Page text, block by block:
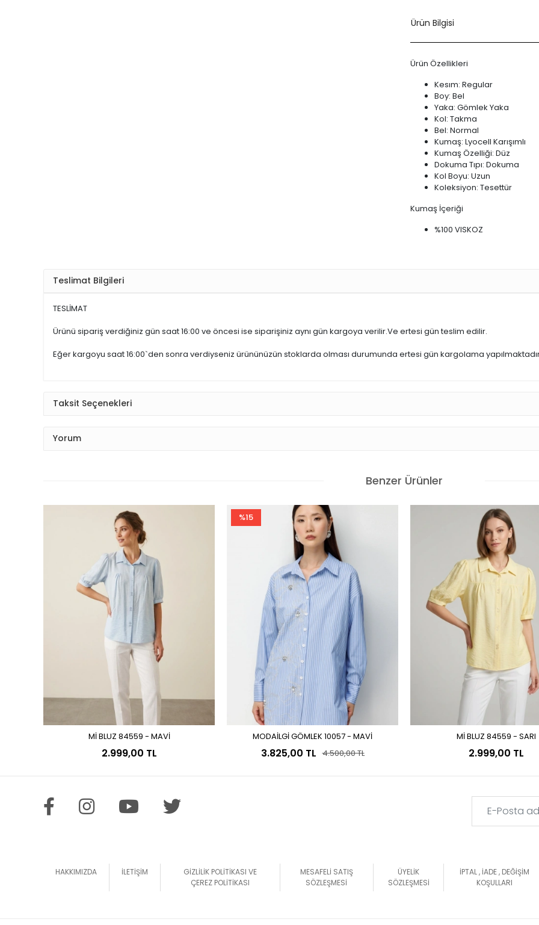
Ürün Bilgisi
Ürün Özellikleri
Kesım: Regular
Boy: Bel
Yaka: Gömlek Yaka
Kol: Takma
Bel: Normal
Kumaş: Lyocell Karışımlı
Kumaş Özelliği: Düz
Dokuma Tıpı: Dokuma
Kol Boyu: Uzun
Koleksiyon: Tesettür
Kumaş İçeriği
%100 VISKOZ
Teslimat Bilgileri
TESLİMAT
Ürünü sipariş verdiğiniz gün saat 16:00 ve öncesi ise siparişiniz aynı gün kargoya verilir.Ve ertesi gün teslim edilir.
Eğer kargoyu saat 16:00`den sonra verdiyseniz ürününüzün stoklarda olması durumunda ertesi gün kargolama
Taksit Seçenekleri
Yorum
Benzer Ürünler
Sepete Ekle
Mİ BLUZ 84559 - MAVİ
2.999,00 TL
%15
Sepete Ekle
MODAİLGİ GÖMLEK 10057 - MAVİ
3.825,00 TL 4.500,00 TL
Sepete Ekle
Mİ BLUZ 84559 - SARI
2.999,00 TL
HAKKIMIZDA İLETİŞİM
GİZLİLİK POLİTİKASI VE
ÇEREZ POLİTİKASI
MESAFELİ SATIŞ
SÖZLEŞMESİ
ÜYELİK
SÖZLEŞMESİ
İPTAL , İADE , DEĞİŞİM
KOŞULLARI